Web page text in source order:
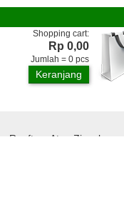
Shopping cart:
Rp 0,00
Jumlah = 0 pcs
Keranjang
Rooftop, Atap Zincalume,
Genteng Metal, Plafon